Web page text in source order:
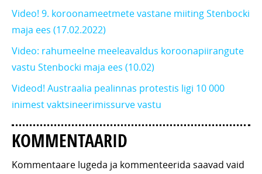
Video! 9. koroonameetmete vastane miiting Stenbocki
maja ees (17.02.2022)
Video: rahumeelne meeleavaldus koroonapiirangute
vastu Stenbocki maja ees (10.02)
Videod! Austraalia pealinnas protestis ligi 10 000
inimest vaktsineerimissurve vastu
KOMMENTAARID
Kommentaare lugeda ja kommenteerida saavad vaid